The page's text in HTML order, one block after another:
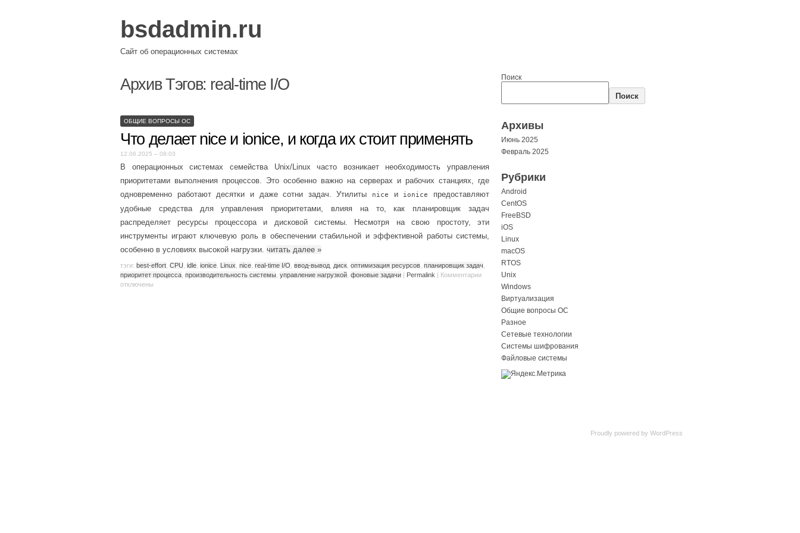
bsdadmin.ru
Сайт об операционных системах
Архив Тэгов: real-time I/O
ОБЩИЕ ВОПРОСЫ ОС
Что делает nice и ionice, и когда их стоит применять
12.06.2025 – 08:03
В операционных системах семейства Unix/Linux часто возникает необходимость управления
приоритетами выполнения процессов. Это особенно важно на серверах и рабочих станциях, где
одновременно работают десятки и даже сотни задач. Утилиты
nice и ionice
предоставляют
удобные средства для управления приоритетами, влияя на то, как планировщик задач
распределяет ресурсы процессора и дисковой системы. Несмотря на свою простоту, эти
инструменты играют ключевую роль в обеспечении стабильной и эффективной работы системы,
особенно в условиях высокой нагрузки. читать далее »
тэги: best-effort CPU idle ionice Linux nice real-time I/O ввод-вывод диск оптимизация ресурсов планировщик задач
приоритет процесса производительность системы управление нагрузкой фоновые задачи | Permalink | Комментарии
отключены
Поиск
Поиск
Архивы
Июнь 2025
Февраль 2025
Рубрики
Android
CentOS
FreeBSD
iOS
Linux
macOS
RTOS
Unix
Windows
Виртуализация
Общие вопросы ОС
Разное
Сетевые технологии
Системы шифрования
Файловые системы
Proudly powered by WordPress